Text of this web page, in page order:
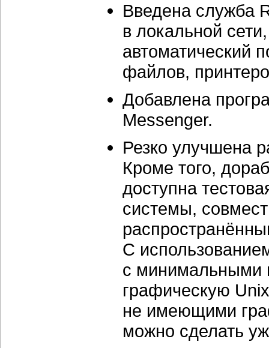
Введена служба
в локальной
автоматический
файлов,
Добавлена
Messenger.
Резко улучшена
Кроме того,
доступна
системы,
С
с минимальными
графическую
не имеющими
можно сделать